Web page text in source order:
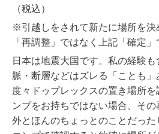
（税込）
※引越しをされて新たに場所を決
「再調整」ではなく上記「確定」
日本は地震大国です。私の経験
脈・断層などはズレる「ことも
度々ドゥプレックスの置き場所
ンプをお持ちではない場合、そ
外とほんのちょっとのことだった